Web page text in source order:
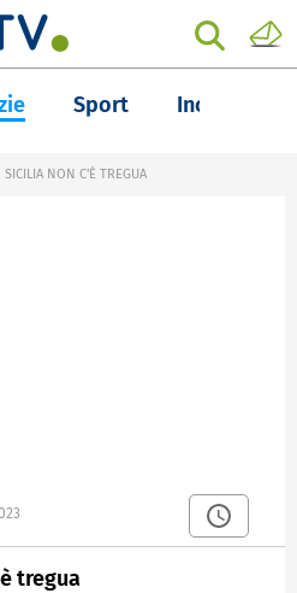
Sport Inchieste
SICILIA NON C'È TREGUA
tregua